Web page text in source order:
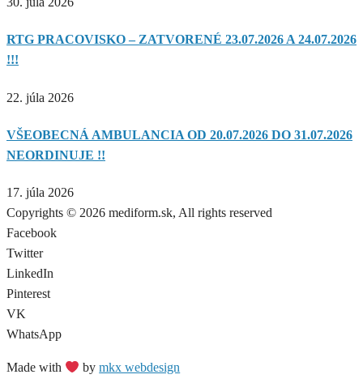
RTG PRACOVISKO – ZATVORENÉ 23.07.2026 A 24.07.2026
!!!
22. júla 2026
VŠEOBECNÁ AMBULANCIA OD 20.07.2026 DO 31.07.2026
NEORDINUJE !!
17. júla 2026
Copyrights © 2026 mediform.sk, All rights reserved​
Facebook
Twitter
LinkedIn
Pinterest
VK
WhatsApp
Made with bymkx webdesign